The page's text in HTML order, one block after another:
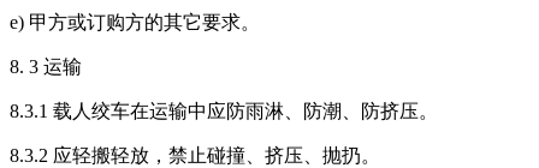
e) 甲方或订购方的其它要求。
8. 3 运输
8.3.1 载人绞车在运输中应防雨淋、防潮、防挤压。
8.3.2 应轻搬轻放，禁止碰撞、挤压、抛扔。